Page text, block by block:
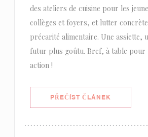
des ateliers de cuisine pour les
collèges et foyers, et lutter
précarité alimentaire. Une assiette,
futur plus goûtu. Bref, à table pour
action !
PŘEČÍST ČLÁNEK